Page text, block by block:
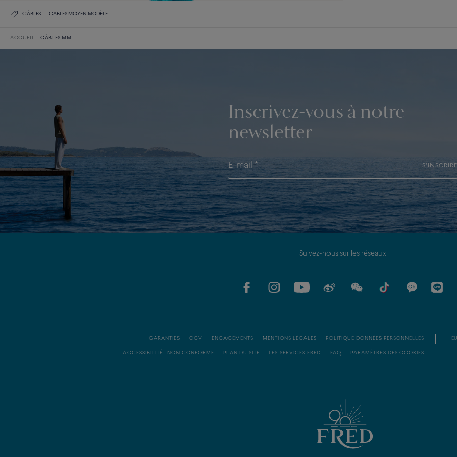
CÂBLES CÂBLES MOYEN MODÈLE
ACCUEIL CÂBLES MM
Inscrivez-vous à notre
newsletter
S'INSCRIRE
Suivez-nous sur les réseaux
GARANTIES CGV ENGAGEMENTS MENTIONS LÉGALES POLITIQUE DONNÉES PERSONNELLES
ACCESSIBILITÉ : NON CONFORME PLAN DU SITE LES SERVICES FRED FAQ PARAMÈTRES DES COOKIES